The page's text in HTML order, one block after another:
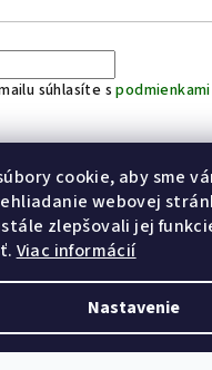
cookie, aby sme
webovej
zlepšovali jej
Viac informácií
Nastavenie
súhlasíte s
Kinostrelnica Páleník